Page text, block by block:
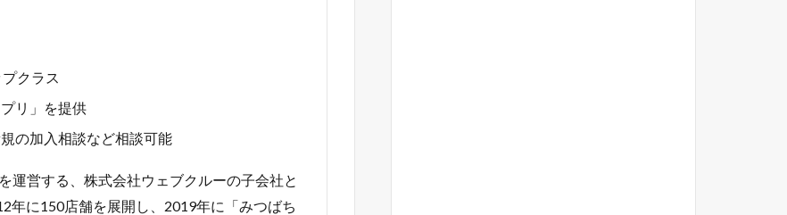
クラス
リ」を提供
の加入相談など相談可能
運営する、株式会社ウェブクルーの子会社と
年に150店舗を展開し、2019年に「みつばち